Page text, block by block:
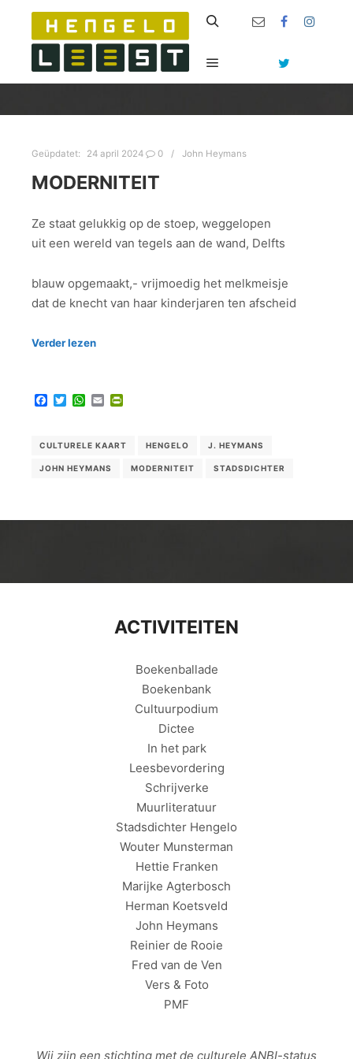
Hoofdmenu
Geüpdatet: 24 april 2024 0 John Heymans
MODERNITEIT
Ze staat gelukkig op de stoep, weggelopen
uit een wereld van tegels aan de wand, Delfts
blauw opgemaakt,- vrijmoedig het melkmeisje
dat de knecht van haar kinderjaren ten afscheid
Verder lezen
Facebook
TwitterWhatsApp
Email
CULTURELE KAART HENGELO J. HEYMANS
JOHN HEYMANS MODERNITEIT STADSDICHTER
ACTIVITEITEN
Boekenballade
Boekenbank
Cultuurpodium
Dictee
In het park
Leesbevordering
Schrijverke
Muurliteratuur
Stadsdichter Hengelo
Wouter Munsterman
Hettie Franken
Marijke Agterbosch
Herman Koetsveld
John Heymans
Reinier de Rooie
Fred van de Ven
Vers & Foto
PMF
Wij zijn een stichting met de culturele ANBI-status